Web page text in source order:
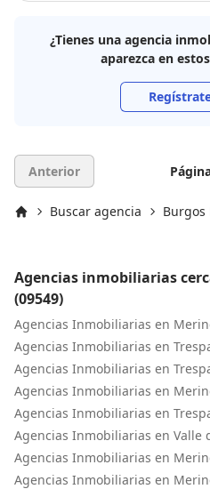
¿Tienes una agencia
aparezca en
Anterior
Buscar agencia Burgos
Agencias inmobiliarias
(09549)
Agencias Inmobiliarias en
Agencias Inmobiliarias en
Agencias Inmobiliarias en
Agencias Inmobiliarias en
Agencias Inmobiliarias en
Agencias Inmobiliarias en Valle
Agencias Inmobiliarias en
Agencias Inmobiliarias en